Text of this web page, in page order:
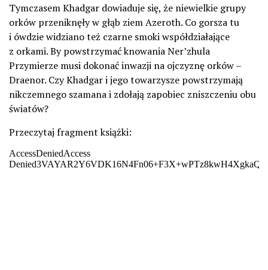
Tymczasem Khadgar dowiaduje się, że niewielkie grupy
orków przeniknęły w głąb ziem Azeroth. Co gorsza tu
i ówdzie widziano też czarne smoki współdziałające
z orkami. By powstrzymać knowania Ner’zhula
Przymierze musi dokonać inwazji na ojczyznę orków –
Draenor. Czy Khadgar i jego towarzysze powstrzymają
nikczemnego szamana i zdołają zapobiec zniszczeniu obu
światów?
Przeczytaj fragment książki: